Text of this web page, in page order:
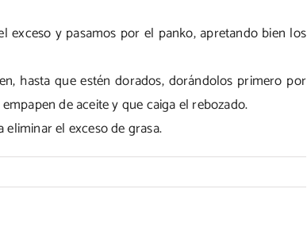
y pasamos por el panko, apretando bien los
hasta que estén dorados, dorándolos primero por
de aceite y que caiga el rebozado.
el exceso de grasa.